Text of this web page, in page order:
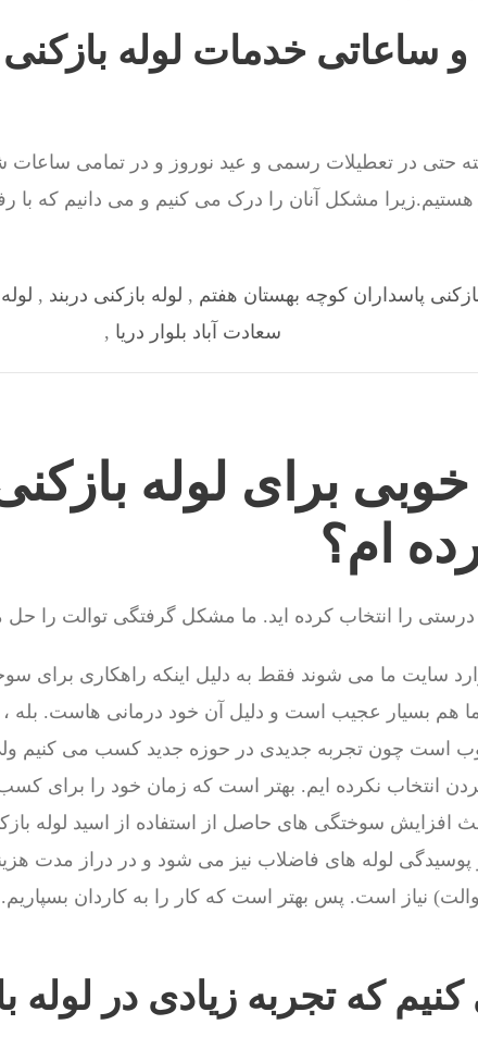
ساعاتی خدمات لوله بازکنی
حتی در تعطیلات رسمی و عید نوروز و در تمامی ساعات
مشکل آنان را درک می کنیم و می دانیم که
پاسداران کوچه بهستان هفتم , لوله بازکنی دربند ,
سعادت آباد بلوار دریا ,
خوبی برای لوله
ام؟
را انتخاب کرده اید. ما مشکل گرفتگی توالت را حل
سایت ما می شوند فقط به دلیل اینکه راهکاری برای
ما هم بسیار عجیب است و دلیل آن خود درمانی هاست. بله
است چون تجربه جدیدی در حوزه جدید کسب می کنیم
انتخاب نکرده ایم. بهتر است که زمان خود را برای
افزایش سوختگی های حاصل از استفاده از اسید لوله
لوله های فاضلاب نیز می شود و در دراز مدت
نیاز است. پس بهتر است که کار را به کاردان
که تجربه زیادی در لوله